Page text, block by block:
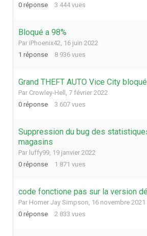
0 réponse 3 444 vues
Bloqué a 98%
Par iPhoenix42, 16 juin 2022
1 réponse 8 936 vues
Grand THEFT AUTO Vice City
Par Crowley-Hell , 7 février 2022
0 réponse 3 607 vues
Suppression du bug des
magasins
Par luffy99, 19 janvier 2022
0 réponse 1 871 vues
code fonctione pas sur la version
Par Homer Jay Simpson, 16 novembre 2021
0 réponse 2 833 vues